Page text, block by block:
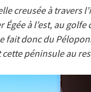
creusée à travers
à l’est, au
fait donc du
péninsule au